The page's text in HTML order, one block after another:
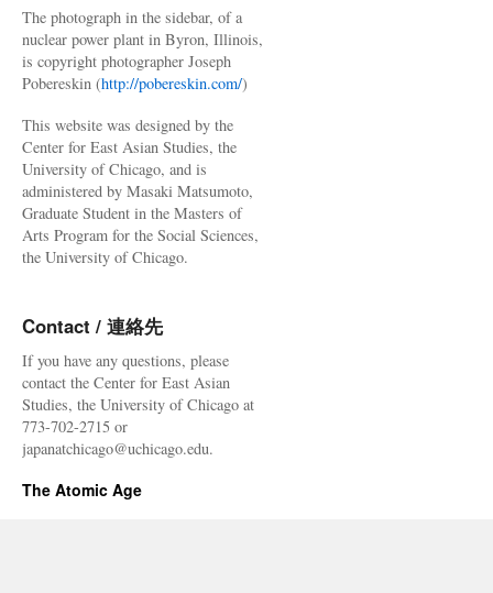
The photograph in the sidebar, of a
nuclear power plant in Byron, Illinois,
is copyright photographer Joseph
Pobereskin (http://pobereskin.com/)
This website was designed by the
Center for East Asian Studies, the
University of Chicago, and is
administered by Masaki Matsumoto,
Graduate Student in the Masters of
Arts Program for the Social Sciences,
the University of Chicago.
Contact / 連絡先
If you have any questions, please
contact the Center for East Asian
Studies, the University of Chicago at
773-702-2715 or
japanatchicago@uchicago.edu.
The Atomic Age